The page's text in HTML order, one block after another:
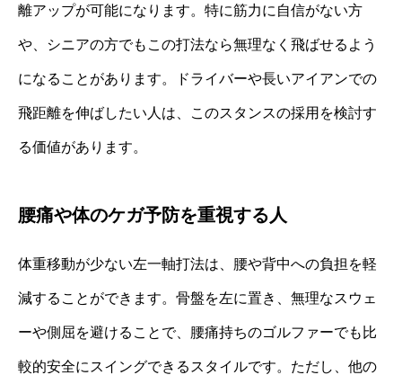
離アップが可能になります。特に筋力に自信がない方
や、シニアの方でもこの打法なら無理なく飛ばせるよう
になることがあります。ドライバーや長いアイアンでの
飛距離を伸ばしたい人は、このスタンスの採用を検討す
る価値があります。
腰痛や体のケガ予防を重視する人
体重移動が少ない左一軸打法は、腰や背中への負担を軽
減することができます。骨盤を左に置き、無理なスウェ
ーや側屈を避けることで、腰痛持ちのゴルファーでも比
較的安全にスイングできるスタイルです。ただし、他の